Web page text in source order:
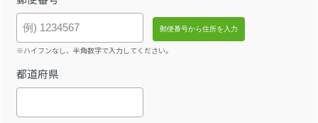
※ハイフンなし、半角数字で入力してください。
都道府県